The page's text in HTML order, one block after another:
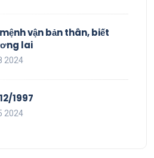
vận bản thân, biết
lai
2024
1997
2024